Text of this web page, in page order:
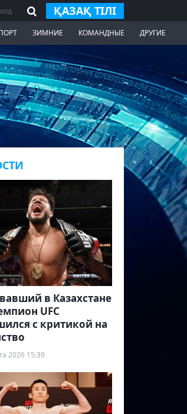
ҚАЗАҚ ТІЛІ
ЗИМНИЕ КОМАНДНЫЕ ДРУГИЕ
в Казахстане
UFC
с критикой на
2026 15:39